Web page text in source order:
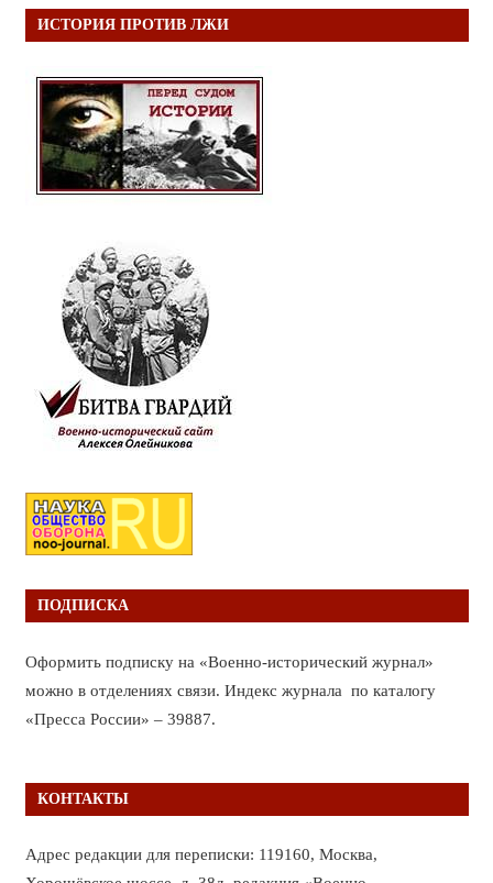
ИСТОРИЯ ПРОТИВ ЛЖИ
ПОДПИСКА
Оформить подписку на «Военно-исторический журнал»
можно в отделениях связи. Индекс журнала по каталогу
«Пресса России» – 39887.
КОНТАКТЫ
Адрес редакции для переписки: 119160, Москва,